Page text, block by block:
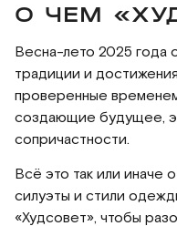
О ЧЕМ
Весна-лето 2025 года
традиции и
проверенные
создающие будущее,
сопричастности.
Всё это так или иначе
силуэты и стили
«Худсовет», чтобы